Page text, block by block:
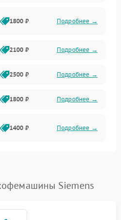
и паром
1800 ₽ Подробнее →
2100 ₽ Подробнее →
2500 ₽ Подробнее →
1800 ₽ Подробнее →
1400 ₽ Подробнее →
1500 ₽ Подробнее →
Siemens